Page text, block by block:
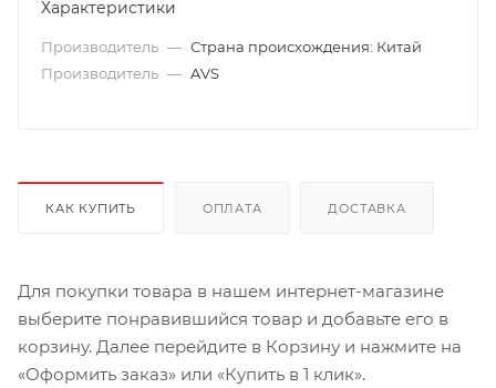
Характеристики
Производитель — Страна происхождения: Китай
Производитель — AVS
КАК КУПИТЬ ОПЛАТА ДОСТАВКА
Для покупки товара в нашем интернет-магазине
выберите понравившийся товар и добавьте его в
корзину. Далее перейдите в Корзину и нажмите на
«Оформить заказ» или «Купить в 1 клик».